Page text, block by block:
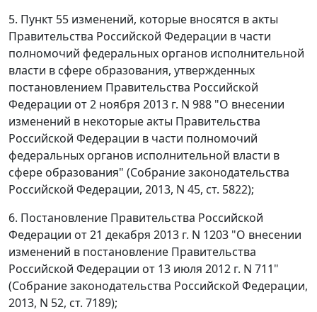
5. Пункт 55 изменений, которые вносятся в акты
Правительства Российской Федерации в части
полномочий федеральных органов исполнительной
власти в сфере образования, утвержденных
постановлением Правительства Российской
Федерации от 2 ноября 2013 г. N 988 "О внесении
изменений в некоторые акты Правительства
Российской Федерации в части полномочий
федеральных органов исполнительной власти в
сфере образования" (Собрание законодательства
Российской Федерации, 2013, N 45, ст. 5822);
6. Постановление Правительства Российской
Федерации от 21 декабря 2013 г. N 1203 "О внесении
изменений в постановление Правительства
Российской Федерации от 13 июля 2012 г. N 711"
(Собрание законодательства Российской Федерации,
2013, N 52, ст. 7189);